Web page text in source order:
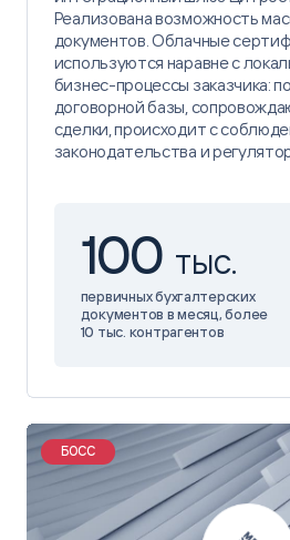
Реализована возможность
документов. Облачные
используются наравне с
бизнес-процессы заказчика:
договорной базы,
сделки, происходит с
законодательства и
100 ТЫС.
первичных бухгалтерских
документов в месяц, более
10 тыс. контрагентов
БОСС